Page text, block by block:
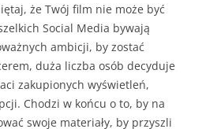
że Twój film nie może być
Social Media bywają
ambicji, by zostać
duża liczba osób decyduje
zakupionych wyświetleń,
Chodzi w końcu o to, by na
swoje materiały, by przyszli